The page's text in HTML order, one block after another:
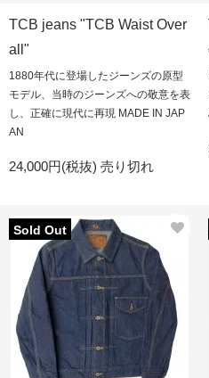
TCB jeans "TCB Waist Over
all"
1880年代に登場したジーンズの原型
モデル、当時のジーンズへの敬意を表
し、正確に現代に再現 MADE IN JAP
AN
24,000円(税抜) 売り切れ
Sold Out